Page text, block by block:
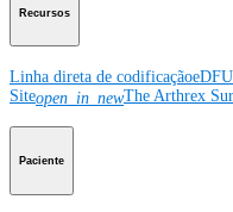
Recursos
Linha direta de codificação
Siteopen_in_newThe Arthrex
Paciente